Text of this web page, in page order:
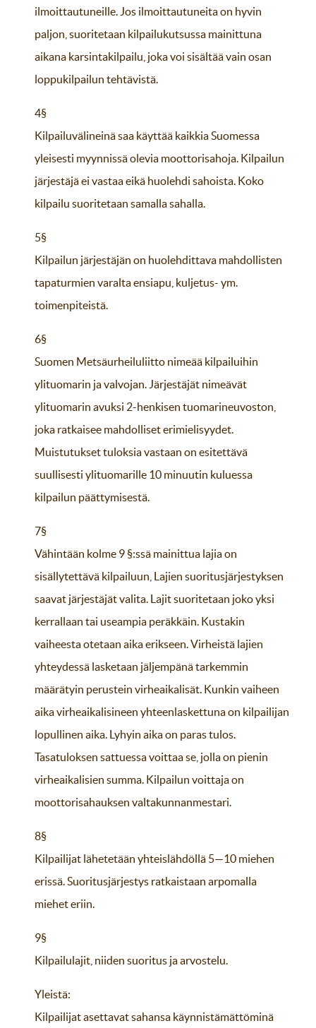
ilmoittautuneille. Jos ilmoittautuneita on hyvin
paljon, suoritetaan kilpailukutsussa mainittuna
aikana karsintakilpailu, joka voi sisältää vain osan
loppukilpailun tehtävistä.
4§
Kilpailuvälineinä saa käyttää kaikkia Suomessa
yleisesti myynnissä olevia moottorisahoja. Kilpailun
järjestäjä ei vastaa eikä huolehdi sahoista. Koko
kilpailu suoritetaan samalla sahalla.
5§
Kilpailun järjestäjän on huolehdittava mahdollisten
tapaturmien varalta ensiapu, kuljetus- ym.
toimenpiteistä.
6§
Suomen Metsäurheiluliitto nimeää kilpailuihin
ylituomarin ja valvojan. Järjestäjät nimeävät
ylituomarin avuksi 2-henkisen tuomarineuvoston,
joka ratkaisee mahdolliset erimielisyydet.
Muistutukset tuloksia vastaan on esitettävä
suullisesti ylituomarille 10 minuutin kuluessa
kilpailun päättymisestä.
7§
Vähintään kolme 9 §:ssä mainittua lajia on
sisällytettävä kilpailuun, Lajien suoritusjärjestyksen
saavat järjestäjät valita. Lajit suoritetaan joko yksi
kerrallaan tai useampia peräkkäin. Kustakin
vaiheesta otetaan aika erikseen. Virheistä lajien
yhteydessä lasketaan jäljempänä tarkemmin
määrätyin perustein virheaikalisät. Kunkin vaiheen
aika virheaikalisineen yhteenlaskettuna on kilpailijan
lopullinen aika. Lyhyin aika on paras tulos.
Tasatuloksen sattuessa voittaa se, jolla on pienin
virheaikalisien summa. Kilpailun voittaja on
moottorisahauksen valtakunnanmestari.
8§
Kilpailijat lähetetään yhteislähdöllä 5—10 miehen
erissä. Suoritusjärjestys ratkaistaan arpomalla
miehet eriin.
9§
Kilpailulajit, niiden suoritus ja arvostelu.
Yleistä:
Kilpailijat asettavat sahansa käynnistämättöminä